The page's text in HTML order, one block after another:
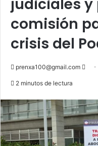
judiciales y
comisión
crisis del
prenxa100@gmail.com
Send
2 minutos de lectura